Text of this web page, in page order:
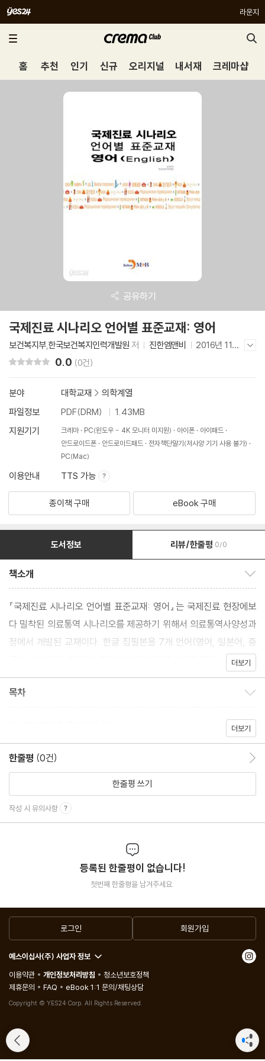
라운지
홈 추천 인기 신규 오리지널 내서재 크레마샵
공유하기
국제진료 시나리오 언어별 표준교재: 영어
보건복지부, 한국보건복지인력개발원 저 진한엠앤비
2016년 11월
28일
0.0 (0건)
분야 대학교재 > 의학계열
파일정보
PDF(DRM)
1.43MB
지원기기
크레마 PC(윈도우 - 4K 모니터 미지원) 아이폰
아이패드
안드로이드폰
안드로이드패드
전자책단말기(저사양 기기 사용 불가)
PC(Mac)
이용안내 TTS 가능
종이책 구매 eBook 구매
도서정보 리뷰/한줄평 0/0
책소개
『국제진료 시나리오 언어별 표준교재: 영어』는 국제진료 현장에보
다 밀착된 의료통역 시나리오를 제공하기 위해서 의료통역사양성과
정에서 개발된 교재이다. 한글 집필본을 7개 언어(영어, 일본어, 중
더보기
목차
더보기
한줄평 (0건)
한줄평 쓰기
작성 시 유의사항
등록된 한줄평이 없습니다!
첫번째 한줄평을 남겨주세요.
로그인 회원가입
예스이십사(주) 사업자 정보
이용약관
개인정보처리방침
청소년보호정책
제휴문의
FAQ eBook 1:1 문의/채팅상담
Copyright © YES24 Corp. All Rights Reserved.